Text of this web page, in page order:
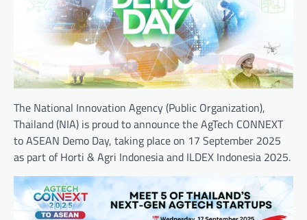
The National Innovation Agency (Public Organization),
Thailand (NIA) is proud to announce the AgTech CONNEXT
to ASEAN Demo Day, taking place on 17 September 2025
as part of Horti & Agri Indonesia and ILDEX Indonesia 2025.